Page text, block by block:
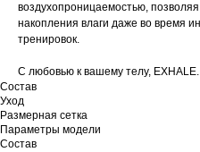
воздухопроницаемостью,
накопления влаги даже во время
тренировок.
С любовью к вашему телу, EXHALE.
Состав
Уход
Размерная сетка
Параметры модели
Состав